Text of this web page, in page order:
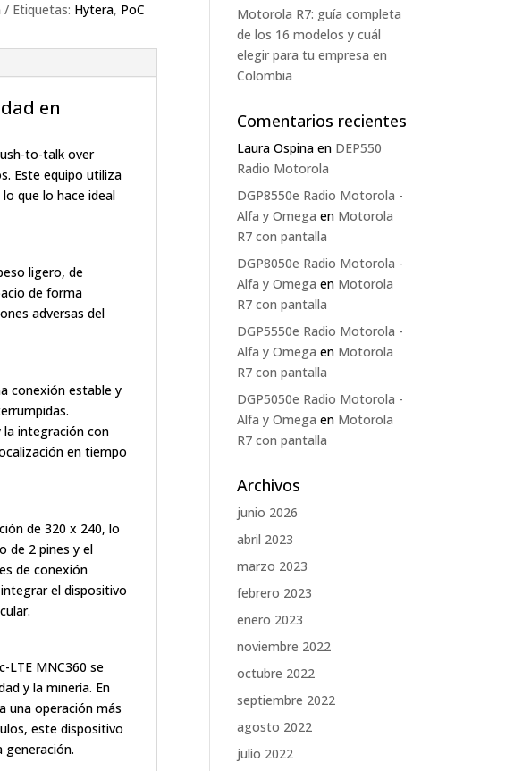
Etiquetas: Hytera, PoC
en
to-talk over
Este equipo utiliza
que lo hace ideal
ligero, de
de forma
adversas del
conexión estable y
la integración con
en tiempo
de 320 x 240, lo
de 2 pines y el
de conexión
el dispositivo
LTE MNC360 se
y la minería. En
una operación más
este dispositivo
Motorola R7: guía completa
de los 16 modelos y cuál
elegir para tu empresa en
Colombia
Comentarios recientes
Laura Ospina en DEP550
Radio Motorola
DGP8550e Radio Motorola -
Alfa y Omega en Motorola
R7 con pantalla
DGP8050e Radio Motorola -
Alfa y Omega en Motorola
R7 con pantalla
DGP5550e Radio Motorola -
Alfa y Omega en Motorola
R7 con pantalla
DGP5050e Radio Motorola -
Alfa y Omega en Motorola
R7 con pantalla
Archivos
junio 2026
abril 2023
marzo 2023
febrero 2023
enero 2023
noviembre 2022
octubre 2022
septiembre 2022
agosto 2022
julio 2022